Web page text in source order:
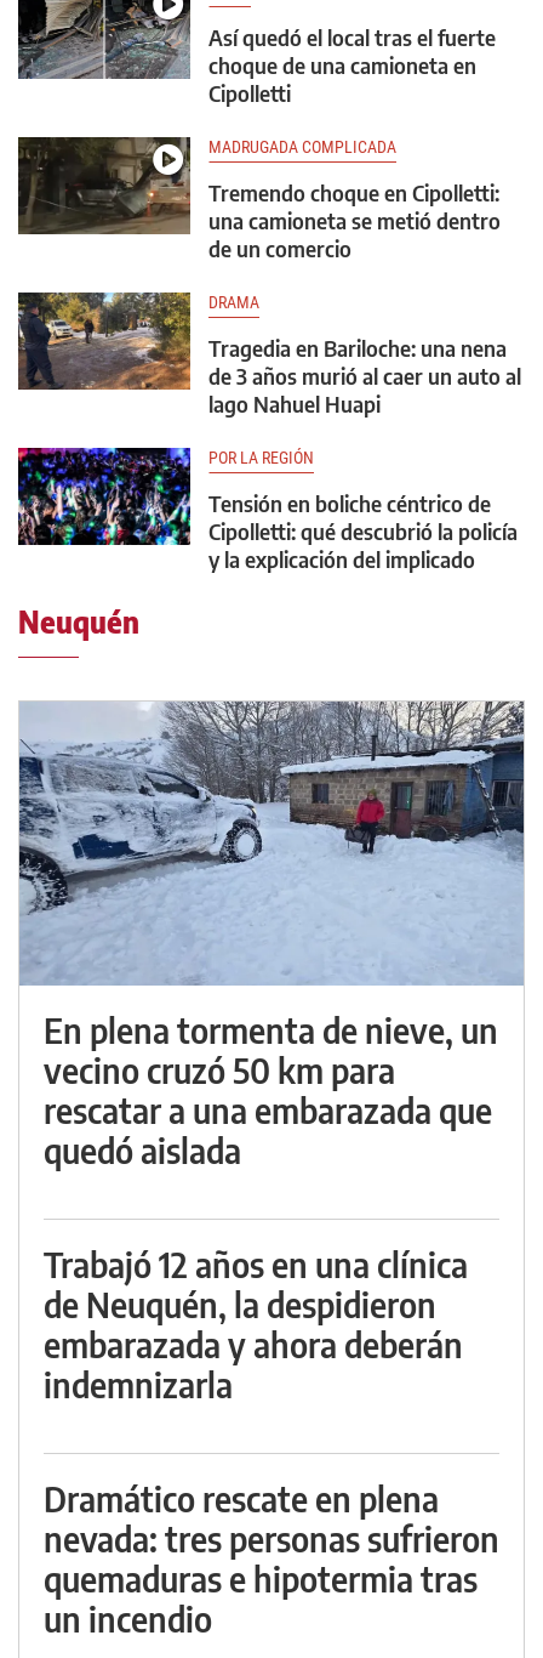
Así quedó el local tras el fuerte
choque de una camioneta en
Cipolletti
MADRUGADA COMPLICADA
Tremendo choque en Cipolletti:
una camioneta se metió dentro
de un comercio
DRAMA
Tragedia en Bariloche: una nena
de 3 años murió al caer un auto al
lago Nahuel Huapi
POR LA REGIÓN
Tensión en boliche céntrico de
Cipolletti: qué descubrió la policía
y la explicación del implicado
Neuquén
En plena tormenta de nieve, un
vecino cruzó 50 km para
rescatar a una embarazada que
quedó aislada
Trabajó 12 años en una clínica
de Neuquén, la despidieron
embarazada y ahora deberán
indemnizarla
Dramático rescate en plena
nevada: tres personas sufrieron
quemaduras e hipotermia tras
un incendio